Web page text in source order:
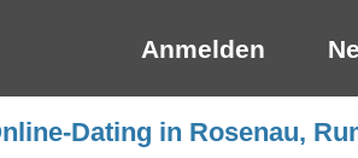
Anmelden
Dating in Rosenau,